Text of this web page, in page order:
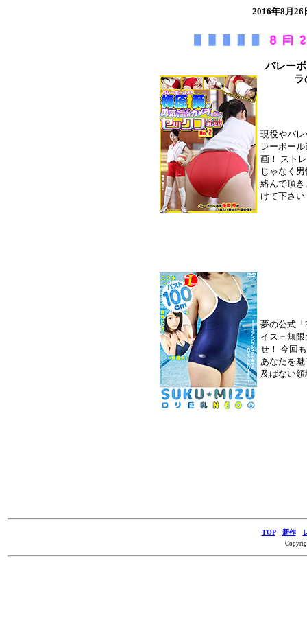
2016年8月
バレー
ラ
現役やバ
レーボー
画！ スト
じゃなく
絡んで頂
けて下さい
夢の公式
イス＝無
せ！ 今回
あなたを
及ばない
TOP 新作